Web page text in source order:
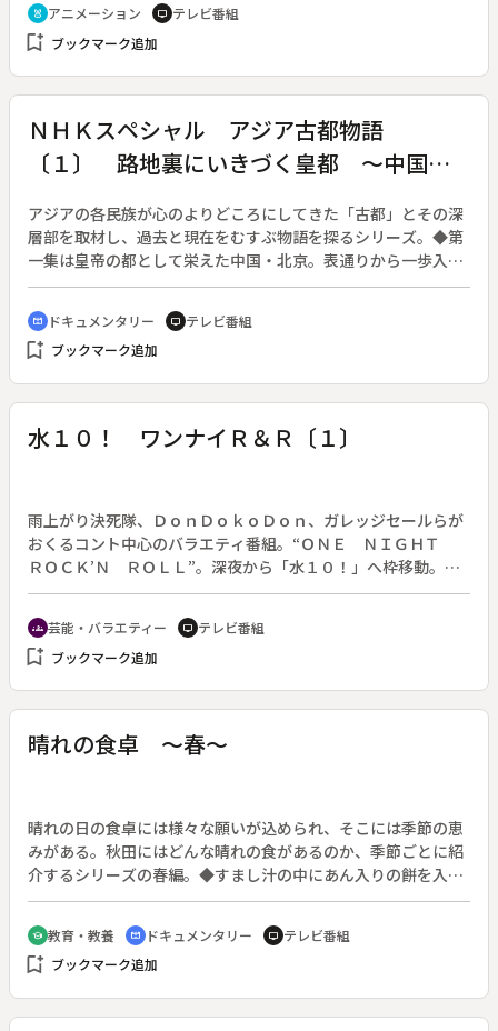
cruelty_free アニメーション tv テレビ番組
bookmark_add ブックマーク追加
ＮＨＫスペシャル アジア古都物語
〔１〕 路地裏にいきづく皇都 ～中国・
アジアの各民族が心のよりどころにしてきた「古都」とその深
層部を取材し、過去と現在をむすぶ物語を探るシリーズ。◆第
一集は皇帝の都として栄えた中国・北京。表通りから一歩入る
と「胡同（フートン）」と呼ばれる路地裏が入り組み、紫禁城
を幾重にも取り囲む。歴代皇帝も愛好したコオロギ相撲「闘
蟋」、西太后も好物だったという「豆汁」の行商など、王朝時
代からの伝統や文化が今も息づいている。しかし、２００８年
同も一部の保存地区を除いて取り壊されることになった。開発
に揺れながらも古都の営みを愛し、誇る人々がたくましく生き
る姿を描く。
cinematic_blur ドキュメンタリー tv テレビ番組
bookmark_add ブックマーク追加
水１０！ ワンナイＲ＆Ｒ〔１〕
雨上がり決死隊、ＤｏｎＤｏｋｏＤｏｎ、ガレッジセールらが
おくるコント中心のバラエティ番組。“ＯＮＥ ＮＩＧＨＴ
ＲＯＣＫ’Ｎ ＲＯＬＬ”。深夜から「水１０！」へ枠移動。
（２００２年１０月２３日～２００６年１２月２０日放送）
◆「ゴリエ」新シリーズは「ワンナイ結婚マニュアル・フィア
ンセはチカラずくで守るべし」。デュオユニット「くず」は
「生きてることってすばらしい」を披露する。
groups 芸能・バラエティー tv テレビ番組
bookmark_add ブックマーク追加
晴れの食卓 ～春～
晴れの日の食卓には様々な願いが込められ、そこには季節の恵
みがある。秋田にはどんな晴れの食があるのか、季節ごとに紹
介するシリーズの春編。◆すまし汁の中にあん入りの餅を入れ
た「けいらん」、田植えを祝う「さなぶり料理」、様々な願い
を込めた「ご祝儀料理」などを紹介する。
school 教育・教養 cinematic_blur ドキュメンタリー tv テレビ番組
bookmark_add ブックマーク追加